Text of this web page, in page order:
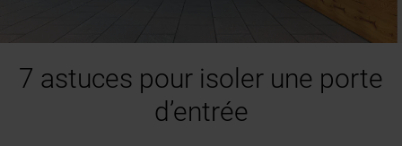
7 astuces pour isoler une porte
d’entrée